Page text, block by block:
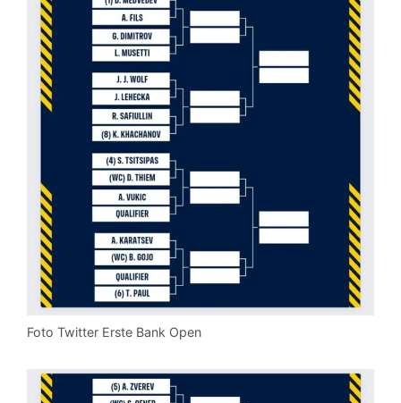
Foto Twitter Erste Bank Open